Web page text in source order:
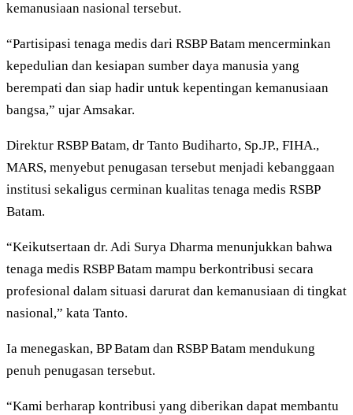
kemanusiaan nasional tersebut.
“Partisipasi tenaga medis dari RSBP Batam mencerminkan
kepedulian dan kesiapan sumber daya manusia yang
berempati dan siap hadir untuk kepentingan kemanusiaan
bangsa,” ujar Amsakar.
Direktur RSBP Batam, dr Tanto Budiharto, Sp.JP., FIHA.,
MARS, menyebut penugasan tersebut menjadi kebanggaan
institusi sekaligus cerminan kualitas tenaga medis RSBP
Batam.
“Keikutsertaan dr. Adi Surya Dharma menunjukkan bahwa
tenaga medis RSBP Batam mampu berkontribusi secara
profesional dalam situasi darurat dan kemanusiaan di tingkat
nasional,” kata Tanto.
Ia menegaskan, BP Batam dan RSBP Batam mendukung
penuh penugasan tersebut.
“Kami berharap kontribusi yang diberikan dapat membantu